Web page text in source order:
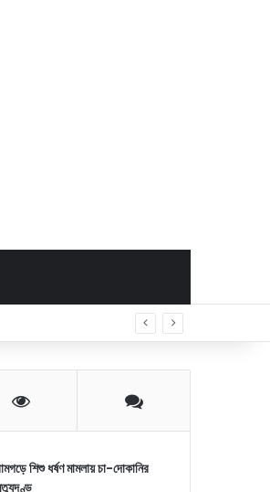
শিশু ধর্ষণ মামলায় চা-দোকানির